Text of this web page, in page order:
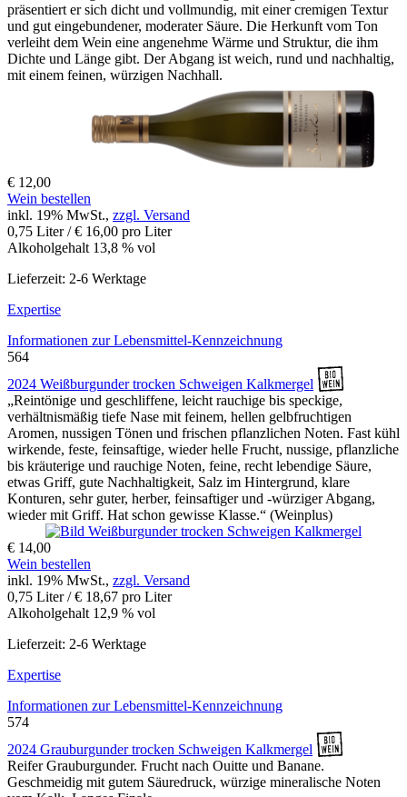
präsentiert er sich dicht und vollmundig, mit einer cremigen Textur
und gut eingebundener, moderater Säure. Die Herkunft vom Ton
verleiht dem Wein eine angenehme Wärme und Struktur, die ihm
Dichte und Länge gibt. Der Abgang ist weich, rund und nachhaltig,
mit einem feinen, würzigen Nachhall.
€ 12,00
Wein bestellen
inkl. 19% MwSt., zzgl. Versand
0,75 Liter / € 16,00 pro Liter
Alkoholgehalt 13,8 % vol
Lieferzeit: 2-6 Werktage
Expertise
Informationen zurLebensmittel-Kennzeichnung
564
2024 Weißburgunder trocken Schweigen Kalkmergel
„Reintönige und geschliffene, leicht rauchige bis speckige,
verhältnismäßig tiefe Nase mit feinem, hellen gelbfruchtigen
Aromen, nussigen Tönen und frischen pflanzlichen Noten. Fast kühl
wirkende, feste, feinsaftige, wieder helle Frucht, nussige, pflanzliche
bis kräuterige und rauchige Noten, feine, recht lebendige Säure,
etwas Griff, gute Nachhaltigkeit, Salz im Hintergrund, klare
Konturen, sehr guter, herber, feinsaftiger und -würziger Abgang,
wieder mit Griff. Hat schon gewisse Klasse.“ (Weinplus)
€ 14,00
Wein bestellen
inkl. 19% MwSt., zzgl. Versand
0,75 Liter / € 18,67 pro Liter
Alkoholgehalt 12,9 % vol
Lieferzeit: 2-6 Werktage
Expertise
Informationen zurLebensmittel-Kennzeichnung
574
2024 Grauburgunder trocken Schweigen Kalkmergel
Reifer Grauburgunder. Frucht nach Ouitte und Banane.
Geschmeidig mit gutem Säuredruck, würzige mineralische Noten